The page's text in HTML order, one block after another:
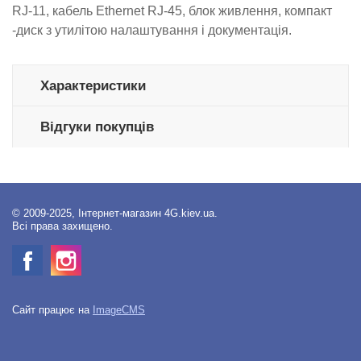
RJ-11, кабель Ethernet RJ-45, блок живлення, компакт
-диск з утилітою налаштування і документація.
Характеристики
Відгуки покупців
© 2009-2025, Інтернет-магазин 4G.kiev.ua.
Всі права захищено.
Сайт працює на ImageCMS